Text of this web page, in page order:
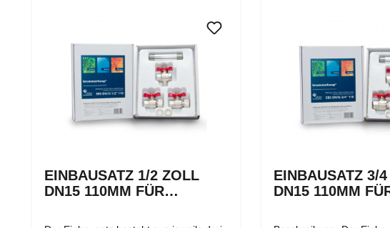
EINBAUSATZ 1/2 ZOLL
DN15 110MM FÜR
EINBAUSATZ 3/
DN15 110MM